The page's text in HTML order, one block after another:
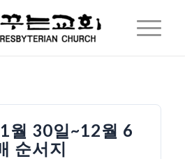
월 30일~12월 6
순서지